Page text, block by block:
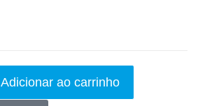
Adicionar ao carrinho